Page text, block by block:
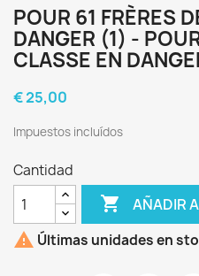
POUR 61 FRÈRES
DANGER (1) -
CLASSE EN
€ 25,00
Impuestos incluídos
Cantidad
 AÑADIR
 Últimas unidades en